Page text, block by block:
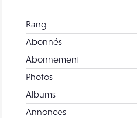
Rang
Abonnés
Abonnement
Photos
Albums
Annonces